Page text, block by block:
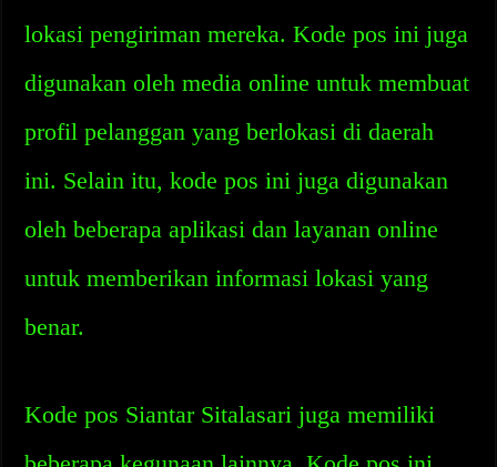
lokasi pengiriman mereka. Kode pos ini juga
digunakan oleh media online untuk membuat
profil pelanggan yang berlokasi di daerah
ini. Selain itu, kode pos ini juga digunakan
oleh beberapa aplikasi dan layanan online
untuk memberikan informasi lokasi yang
benar.
Kode pos Siantar Sitalasari juga memiliki